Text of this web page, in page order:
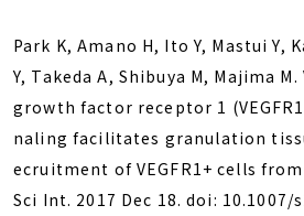
Park K, Amano H, Ito Y, Mastui Y,
Y, Takeda A, Shibuya M, Majima
growth factor receptor 1
naling facilitates granulation
ecruitment of VEGFR1+ cells
Sci Int. 2017 Dec 18. doi: 10.1007/